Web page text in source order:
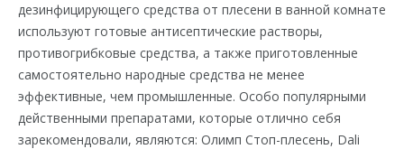
дезинфицирующего средства от плесени в ванной комнате
используют готовые антисептические растворы,
противогрибковые средства, а также приготовленные
самостоятельно народные средства не менее
эффективные, чем промышленные. Особо популярными
действенными препаратами, которые отлично себя
зарекомендовали, являются: Олимп Стоп-плесень, Dali